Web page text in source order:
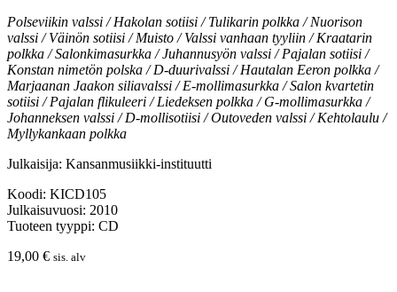
Polseviikin valssi / Hakolan sotiisi / Tulikarin polkka / Nuorison
valssi / Väinön sotiisi / Muisto / Valssi vanhaan tyyliin / Kraatarin
polkka / Salonkimasurkka / Juhannusyön valssi / Pajalan sotiisi /
Konstan nimetön polska / D-duurivalssi / Hautalan Eeron polkka /
Marjaanan Jaakon siliavalssi / E-mollimasurkka / Salon kvartetin
sotiisi / Pajalan flikuleeri / Liedeksen polkka / G-mollimasurkka /
Johanneksen valssi / D-mollisotiisi / Outoveden valssi / Kehtolaulu /
Myllykankaan polkka
Julkaisija: Kansanmusiikki-instituutti
Koodi: KICD105
Julkaisuvuosi: 2010
Tuoteen tyyppi: CD
19,00 € sis. alv